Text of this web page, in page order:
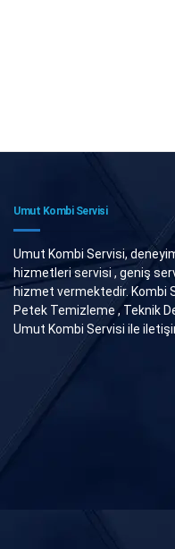
Umut Kombi Servisi
Umut Kombi Servisi,
hizmetleri servisi , geniş
hizmet vermektedir. Kombi
Petek Temizleme , Teknik
Umut Kombi Servisi ile